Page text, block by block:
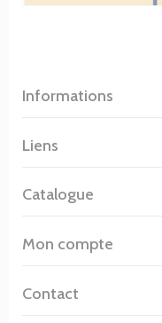
Informations
Liens
Catalogue
Mon compte
Contact